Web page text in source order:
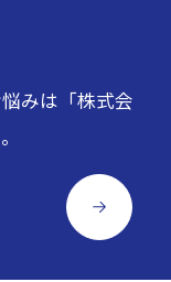
みは「株式会